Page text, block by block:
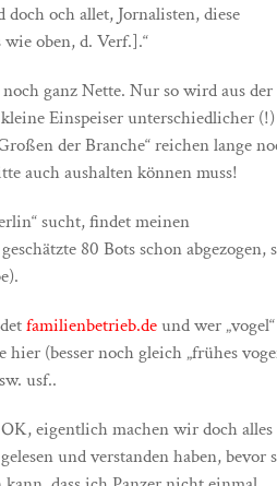
och allet, Jornalisten, diese
oben, d. Verf.].“
ganz Nette. Nur so wird aus der
Einspeiser unterschiedlicher (!)
der Branche“ reichen lange
auch aushalten können muss!
sucht, findet meinen
80 Bots schon abgezogen,
familienbetrieb.deund wer „vogel“
(besser noch gleich „frühes
usf..
OK, eigentlich machen wir doch alles
und verstanden haben, bevor